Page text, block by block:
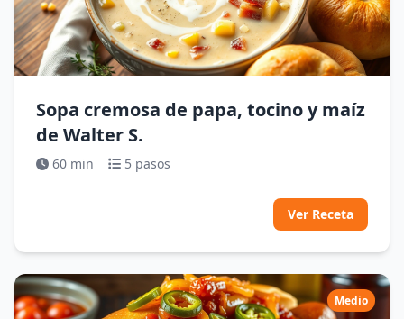
Sopa cremosa de papa, tocino y maíz
de Walter S.
60 min 5 pasos
Ver Receta
Medio